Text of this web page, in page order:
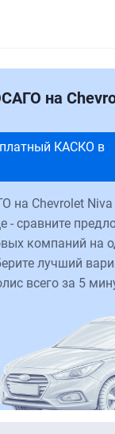
на
КАСКО в
на Chevrolet
- сравните
компаний на
лучший
всего за 5